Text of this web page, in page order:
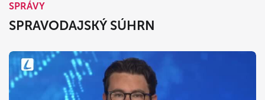
SPRÁVY
SPRAVODAJSKÝ SÚHRN